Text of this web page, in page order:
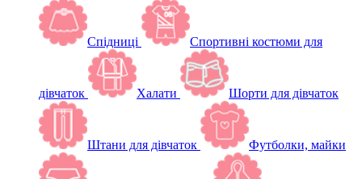
Спідниці Спортивні костюми для
дівчаток Халати Шорти для дівчаток
Штани для дівчаток Футболки, майки